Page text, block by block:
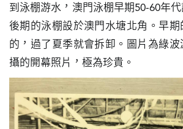
門
索
地
圖
到泳棚游水，澳門泳棚早期50-60年代
後期的泳棚設於澳門水塘北角。早
的，過了夏季就會拆卸。圖片為綠
攝的開幕照片，極為珍貴。